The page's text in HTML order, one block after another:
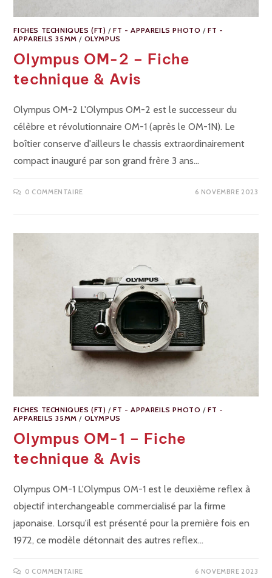
FICHES TECHNIQUES (FT) /FT - APPAREILS PHOTO /FT -
APPAREILS 35MM / OLYMPUS
Olympus OM-2 – Fiche
technique & Avis
Olympus OM-2 L'Olympus OM-2 est le successeur du
célèbre et révolutionnaire OM-1 (après le OM-1N). Le
boîtier conserve d'ailleurs le chassis extraordinairement
compact inauguré par son grand frère 3 ans…
0 COMMENTAIRE 6 NOVEMBRE 2023
FICHES TECHNIQUES (FT) /FT - APPAREILS PHOTO /FT -
APPAREILS 35MM / OLYMPUS
Olympus OM-1 – Fiche
technique & Avis
Olympus OM-1 L'Olympus OM-1 est le deuxième reflex à
objectif interchangeable commercialisé par la firme
japonaise. Lorsqu'il est présenté pour la première fois en
1972, ce modèle détonnait des autres reflex…
0 COMMENTAIRE 6 NOVEMBRE 2023